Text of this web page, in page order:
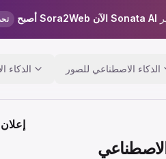
أصبح Sora2Web الآن Sonata AI
الذكاء الذكاء الاصطناعي للصور